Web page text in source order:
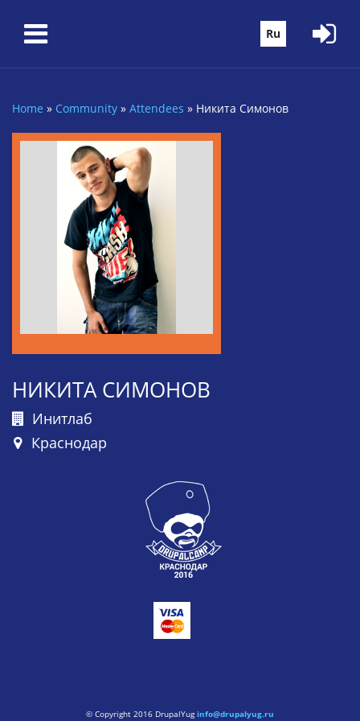
Ru
You are here
Home » Community » Attendees » Никита Симонов
НИКИТА СИМОНОВ
Инитлаб
Краснодар
© Copyright 2016 DrupalYuginfo@drupalyug.ru